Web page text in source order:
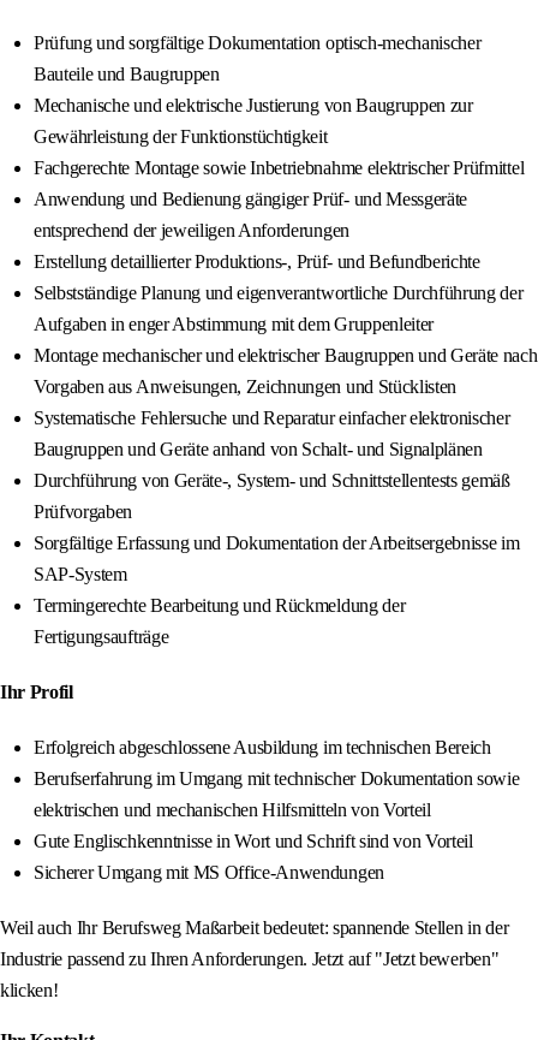
Prüfung und sorgfältige Dokumentation optisch-mechanischer
Bauteile und Baugruppen
Mechanische und elektrische Justierung von Baugruppen zur
Gewährleistung der Funktionstüchtigkeit
Fachgerechte Montage sowie Inbetriebnahme elektrischer Prüfmittel
Anwendung und Bedienung gängiger Prüf- und Messgeräte
entsprechend der jeweiligen Anforderungen
Erstellung detaillierter Produktions-, Prüf- und Befundberichte
Selbstständige Planung und eigenverantwortliche Durchführung der
Aufgaben in enger Abstimmung mit dem Gruppenleiter
Montage mechanischer und elektrischer Baugruppen und Geräte nach
Vorgaben aus Anweisungen, Zeichnungen und Stücklisten
Systematische Fehlersuche und Reparatur einfacher elektronischer
Baugruppen und Geräte anhand von Schalt- und Signalplänen
Durchführung von Geräte-, System- und Schnittstellentests gemäß
Prüfvorgaben
Sorgfältige Erfassung und Dokumentation der Arbeitsergebnisse im
SAP-System
Termingerechte Bearbeitung und Rückmeldung der
Fertigungsaufträge
Ihr Profil
Erfolgreich abgeschlossene Ausbildung im technischen Bereich
Berufserfahrung im Umgang mit technischer Dokumentation sowie
elektrischen und mechanischen Hilfsmitteln von Vorteil
Gute Englischkenntnisse in Wort und Schrift sind von Vorteil
Sicherer Umgang mit MS Office-Anwendungen
Weil auch Ihr Berufsweg Maßarbeit bedeutet: spannende Stellen in der
Industrie passend zu Ihren Anforderungen. Jetzt auf "Jetzt bewerben"
klicken!